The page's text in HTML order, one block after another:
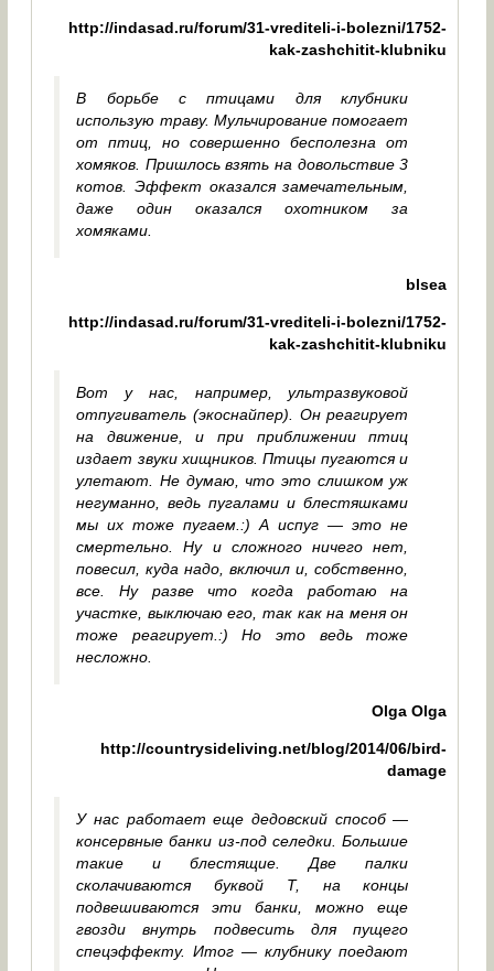
http://indasad.ru/forum/31-vrediteli-i-bolezni/1752-
kak-zashchitit-klubniku
В борьбе с птицами для клубники
использую траву. Мульчирование помогает
от птиц, но совершенно бесполезна от
хомяков. Пришлось взять на довольствие 3
котов. Эффект оказался замечательным,
даже один оказался охотником за
хомяками.
blsea
http://indasad.ru/forum/31-vrediteli-i-bolezni/1752-
kak-zashchitit-klubniku
Вот у нас, например, ультразвуковой
отпугиватель (экоснайпер). Он реагирует
на движение, и при приближении птиц
издает звуки хищников. Птицы пугаются и
улетают. Не думаю, что это слишком уж
негуманно, ведь пугалами и блестяшками
мы их тоже пугаем.:) А испуг — это не
смертельно. Ну и сложного ничего нет,
повесил, куда надо, включил и, собственно,
все. Ну разве что когда работаю на
участке, выключаю его, так как на меня он
тоже реагирует.:) Но это ведь тоже
несложно.
Olga Olga
http://countrysideliving.net/blog/2014/06/bird-
damage
У нас работает еще дедовский способ —
консервные банки из-под селедки. Большие
такие и блестящие. Две палки
сколачиваются буквой Т, на концы
подвешиваются эти банки, можно еще
гвозди внутрь подвесить для пущего
спецэффекту. Итог — клубнику поедают